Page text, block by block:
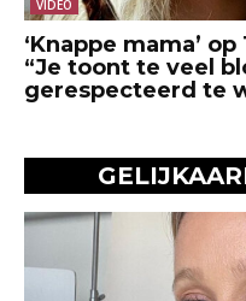
VIDEO
‘Knappe mama’
“Je toont te veel
gerespecteerd te